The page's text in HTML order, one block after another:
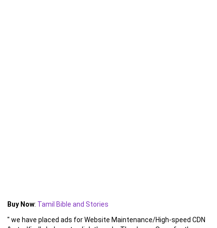
Buy Now: Tamil Bible and Stories
" we have placed ads for Website Maintenance/High-speed CDN